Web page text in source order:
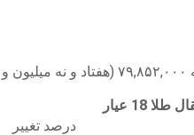
درصد تغییر